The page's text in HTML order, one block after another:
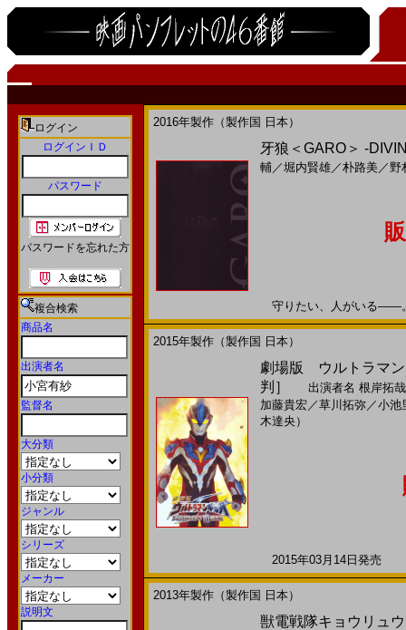
ログイン
ログインＩＤ
パスワード
パスワードを忘れた方
複合検索
商品名
出演者名
監督名
大分類
小分類
ジャンル
シリーズ
メーカー
説明文
2016年製作（製作国 日本）
牙狼＜GARO＞ -
輔／堀内賢雄／朴路美／
守りたい、人がいる――
2015年製作（製作国 日本）
劇場版 ウルトラマ
判］
出演者名 根岸拓哉
加藤貴宏／草川拓弥／小池
木達央）
2015年03月14日発売
2013年製作（製作国 日本）
獣電戦隊キョウリュ